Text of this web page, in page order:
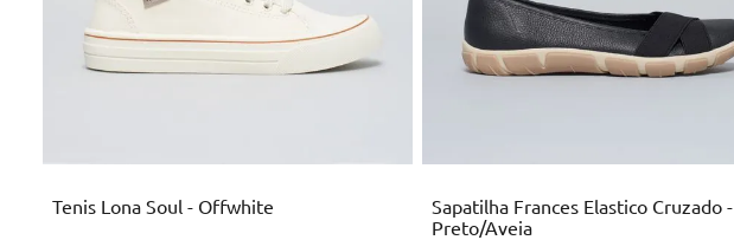
Tenis Lona Soul - Offwhite
Sapatilha Frances Elastico Cruzado -
Preto/Aveia